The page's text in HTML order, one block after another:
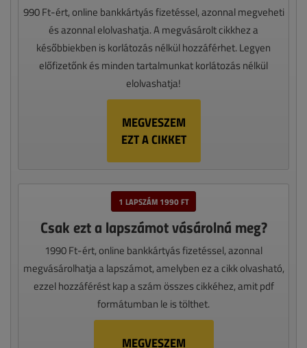
990 Ft-ért, online bankkártyás fizetéssel, azonnal megveheti
és azonnal elolvashatja. A megvásárolt cikkhez a
későbbiekben is korlátozás nélkül hozzáférhet. Legyen
előfizetőnk és minden tartalmunkat korlátozás nélkül
elolvashatja!
MEGVESZEM
EZT A CIKKET
1 LAPSZÁM 1990 FT
Csak ezt a lapszámot vásárolná meg?
1990 Ft-ért, online bankkártyás fizetéssel, azonnal
megvásárolhatja a lapszámot, amelyben ez a cikk olvasható,
ezzel hozzáférést kap a szám összes cikkéhez, amit pdf
formátumban le is tölthet.
MEGVESZEM